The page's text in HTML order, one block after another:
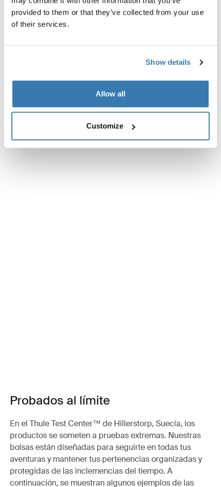
provided to them or that they’ve collected from your use
of their services.
Show details
Allow all
Customize
Toggle features
Todas las características
Probados al límite
En el Thule Test Center™ de Hillerstorp, Suecia, los
productos se someten a pruebas extremas. Nuestras
bolsas están diseñadas para seguirte en todas tus
aventuras y mantener tus pertenencias organizadas y
protegidas de las inclemencias del tiempo. A
continuación, se muestran algunos ejemplos de las